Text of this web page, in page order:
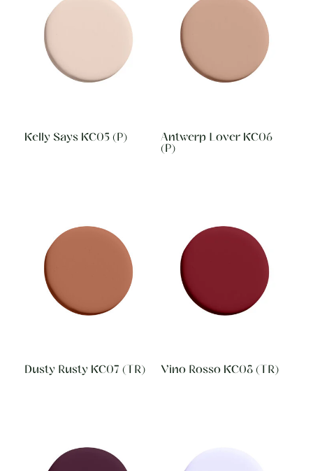
Kelly Says KC05 (P)
Antwerp Lover KC06
(P)
Dusty Rusty KC07 (TR) Vino Rosso KC08 (TR)